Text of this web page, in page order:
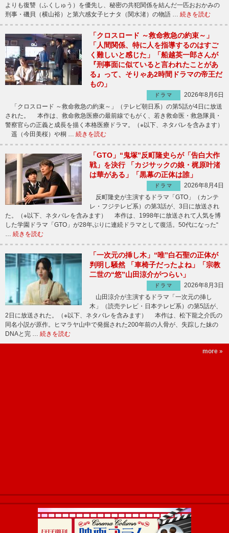
よりも復讐（ふくしゅう）を優先し、秘密の共犯関係を結んだ一匹おおかみの
刑事・磯貝（横山裕）と第六感女子ヒナタ（関水渚）の物語 … 続きを読む
「クロスロード ～救命救急の約束～」
「人間関係、特に人を指導するのはすご
く難しいと感じた」「船越英一郎さんが
『刑事面に似ていると言われたことがあ
る』って、そりゃあ2時間ドラマの帝王だ
もの」
ドラマ
2026年8月6日
「クロスロード ～救命救急の約束～」（テレビ朝日系）の第5話が4日に放送
された。 本作は、救命救急医療の最前線でもがく、若き救命医・救急隊員・
警察官らの正義と成長を描く本格医療ドラマ。（※以下、ネタバレを含みます）
遥（今田美桜）や桐 … 続きを読む
「GTO」“鬼塚”反町隆史らが「告白大作
戦」を決行 「カジサックの娘・梶原叶渚
は華がある」「黒幕の正体は誰」
ドラマ
2026年8月4日
反町隆史が主演するドラマ「GTO」（カンテ
レ・フジテレビ系）の第3話が、3日に放送され
た。（※以下、ネタバレを含みます） 本作は、1998年に放送されて人気を博
した学園ドラマ「GTO」が28年ぶりに連続ドラマとして復活。50代になった“
続きを読む
「一次元の挿し木」“唯”白石聖の正体が
判明し騒然 「車椅子だったよね」「宗教
二世の“悠”山田涼介がつらい」
ドラマ
2026年8月3日
山田涼介が主演するドラマ「一次元の挿し
木」（読売テレビ・日本テレビ系）の第5話が、
2日に放送された。（※以下、ネタバレを含みます） 本作は、松下龍之介氏の
同名小説が原作。ヒマラヤ山中で発掘された200年前の人骨が、失踪した妹の
DNAと完 … 続きを読む
more »